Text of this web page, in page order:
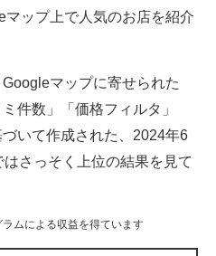
ップ上で人気のお店を紹介
マップに寄せられた
件数」「価格フィルタ」
づいて作成された、2024年6
さっそく上位の結果を見て
ムによる収益を得ています